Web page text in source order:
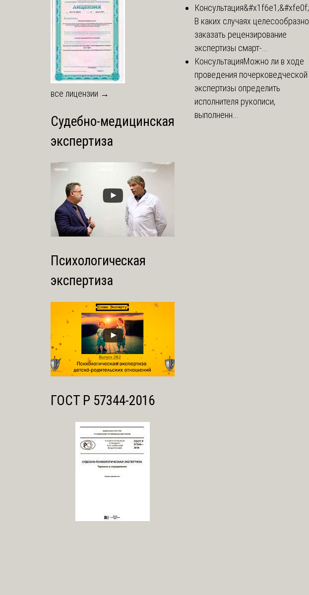
все лицензии →
Судебно-медицинская
экспертиза
Психологическая
экспертиза
ГОСТ Р 57344-2016
Консультация&#x1f6e1;&#xfe0f;
В каких случаях целесообразно
заказать рецензирование
экспертизы смарт-...
КонсультацияМожно ли в ходе
проведения почерковедческой
экспертизы определить
исполнителя рукописи,
выполненн...